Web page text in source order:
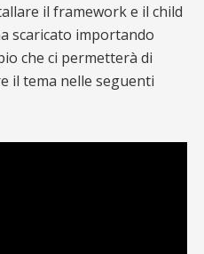
il framework e il child
scaricato importando
che ci permetterà di
il tema nelle seguenti